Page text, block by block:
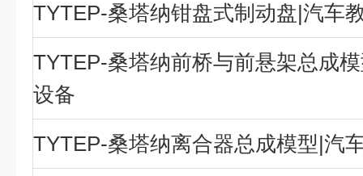
TYTEP-桑塔纳钳盘式制动盘|汽车
TYTEP-桑塔纳前桥与前悬架总成
设备
TYTEP-桑塔纳离合器总成模型|汽